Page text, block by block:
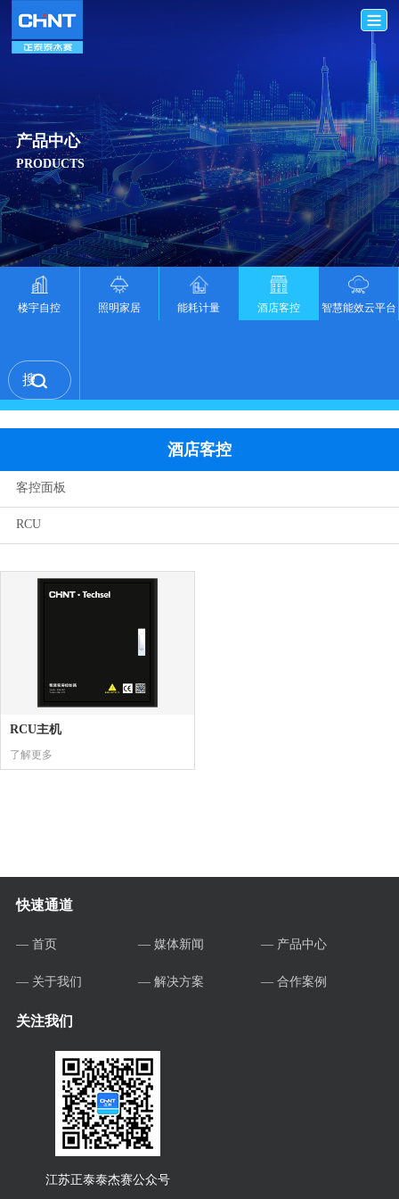
产品中心
PRODUCTS
楼宇自控 照明家居 能耗计量 酒店客控 智慧能效云平台
酒店客控
客控面板
RCU
RCU主机
了解更多
快速通道
— 首页 — 媒体新闻 — 产品中心
— 关于我们 — 解决方案 — 合作案例
关注我们
江苏正泰泰杰赛公众号